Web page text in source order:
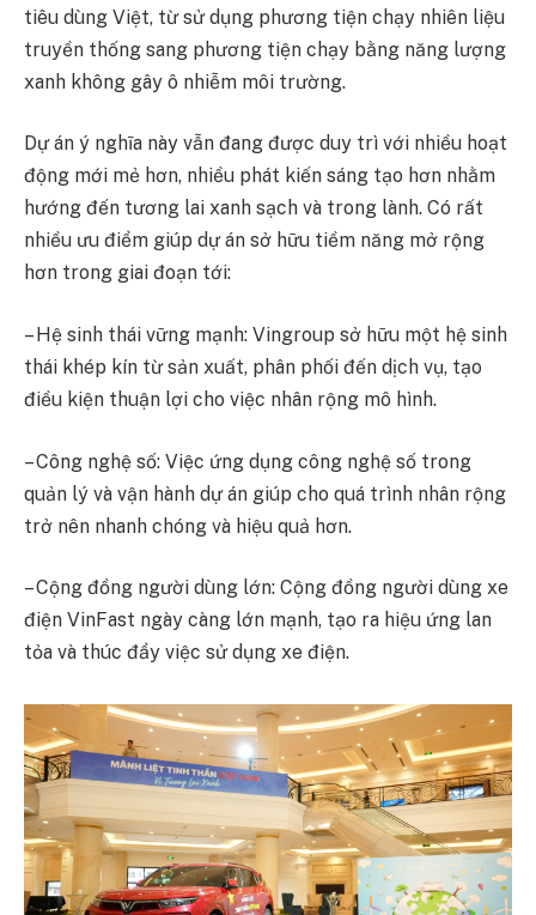
tiêu dùng Việt, từ sử dụng phương tiện chạy nhiên liệu
truyền thống sang phương tiện chạy bằng năng lượng
xanh không gây ô nhiễm môi trường.
Dự án ý nghĩa này vẫn đang được duy trì với nhiều hoạt
động mới mẻ hơn, nhiều phát kiến sáng tạo hơn nhằm
hướng đến tương lai xanh sạch và trong lành. Có rất
nhiều ưu điểm giúp dự án sở hữu tiềm năng mở rộng
hơn trong giai đoạn tới:
– Hệ sinh thái vững mạnh: Vingroup sở hữu một hệ sinh
thái khép kín từ sản xuất, phân phối đến dịch vụ, tạo
điều kiện thuận lợi cho việc nhân rộng mô hình.
– Công nghệ số: Việc ứng dụng công nghệ số trong
quản lý và vận hành dự án giúp cho quá trình nhân rộng
trở nên nhanh chóng và hiệu quả hơn.
– Cộng đồng người dùng lớn: Cộng đồng người dùng xe
điện VinFast ngày càng lớn mạnh, tạo ra hiệu ứng lan
tỏa và thúc đẩy việc sử dụng xe điện.